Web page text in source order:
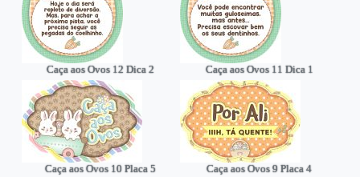
Caça aos Ovos 12 Dica 2 Caça aos Ovos 11 Dica 1
Caça aos Ovos 10 Placa 5 Caça aos Ovos 9 Placa 4